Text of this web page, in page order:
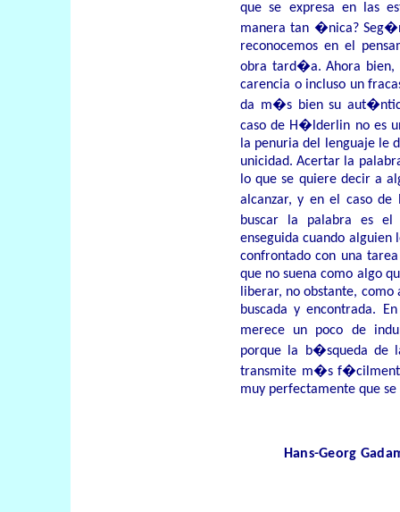
que se expresa en las
manera tan �nica?
reconocemos en el
obra tard�a. Ahora bien,
carencia o incluso un
da m�s bien su
caso de H�lderlin no es
la penuria del lenguaje le
unicidad. Acertar la
lo que se quiere decir a
alcanzar, y en el caso
buscar la palabra es el
enseguida cuando alguien
confrontado con una
que no suena como algo
liberar, no obstante,
buscada y encontrada.
merece un poco de
porque la b�squeda de
transmite m�s
muy perfectamente que
Hans-Georg